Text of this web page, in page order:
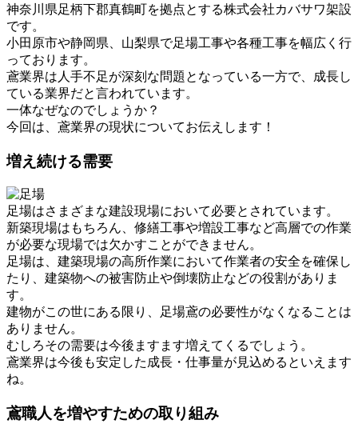
神奈川県足柄下郡真鶴町を拠点とする株式会社カバサワ架設
です。
小田原市や静岡県、山梨県で足場工事や各種工事を幅広く行
っております。
鳶業界は人手不足が深刻な問題となっている一方で、成長し
ている業界だと言われています。
一体なぜなのでしょうか？
今回は、鳶業界の現状についてお伝えします！
増え続ける需要
足場はさまざまな建設現場において必要とされています。
新築現場はもちろん、修繕工事や増設工事など高層での作業
が必要な現場では欠かすことができません。
足場は、建築現場の高所作業において作業者の安全を確保し
たり、建築物への被害防止や倒壊防止などの役割がありま
す。
建物がこの世にある限り、足場鳶の必要性がなくなることは
ありません。
むしろその需要は今後ますます増えてくるでしょう。
鳶業界は今後も安定した成長・仕事量が見込めるといえます
ね。
鳶職人を増やすための取り組み